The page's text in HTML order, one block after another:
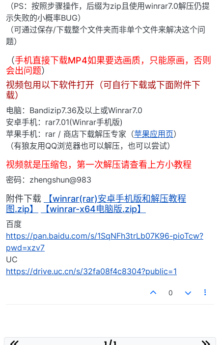
（PS：按照步骤操作，后缀为zip且使用winrar7.0解压仍提
示失败的小概率BUG）
（可通过保存/下载整个文件夹而非单个文件来解决这个问
题）
（手机直接下载MP4如果要选画质，只能原画，否则
会出问题）
视频包用以下软件打开（可自行下载或下面附件下
载）
电脑：Bandizip7.36及以上或Winrar7.0
安卓手机：rar7.01(Winrar手机版)
苹果手机：rar / 商店下载解压专家（苹果应用页）
（有狼友用QQ浏览器也可以解压，也可以尝试）
视频就是压缩包，第一次解压请查看上方小教程
密码：zhengshun@983
附件下载
【winrar(rar)安卓手机版和解压教程
图.zip】
【winrar-x64电脑版.zip】
百度
https://pan.baidu.com/s/1SqNFh3trLb07K96-pioTcw?
pwd=xzv7
UC
https://drive.uc.cn/s/32fa08f4c8304?public=1
0